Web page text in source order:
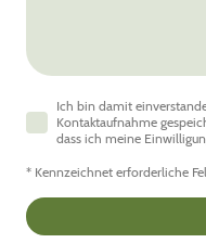
Ich bin damit
Kontaktaufnahme
dass ich meine
* Kennzeichnet erforderliche